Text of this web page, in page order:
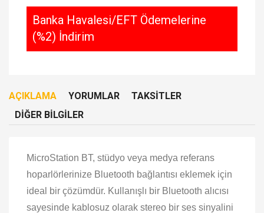
Banka Havalesi/EFT Ödemelerine
(%2) İndirim
AÇIKLAMA YORUMLAR
TAKSITLER
DIĞER BILGILER
MicroStation BT, stüdyo veya medya referans
hoparlörlerinize Bluetooth bağlantısı eklemek için
ideal bir çözümdür. Kullanışlı bir Bluetooth alıcısı
sayesinde kablosuz olarak stereo bir ses sinyalini